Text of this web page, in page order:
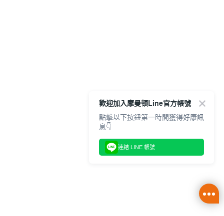
歡迎加入摩曼頓Line官方帳號
點擊以下按鈕第一時間獲得好康訊
息👇
連結 LINE 帳號